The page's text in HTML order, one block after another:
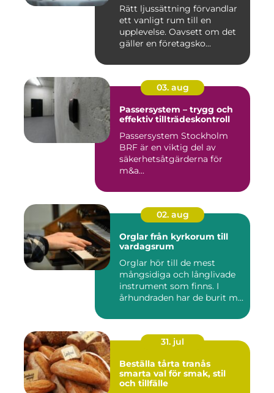
Rätt ljussättning förvandlar
ett vanligt rum till en
upplevelse. Oavsett om det
gäller en företagsko...
03. aug
Passersystem – trygg och
effektiv tillträdeskontroll
Passersystem Stockholm
BRF är en viktig del av
säkerhetsåtgärderna för
m&a...
02. aug
Orglar från kyrkorum till
vardagsrum
Orglar hör till de mest
mångsidiga och långlivade
instrument som finns. I
århundraden har de burit m...
31. jul
Beställa tårta tranås
smarta val för smak, stil
och tillfälle